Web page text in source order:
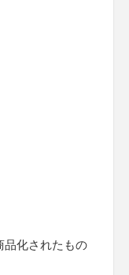
化されたもの